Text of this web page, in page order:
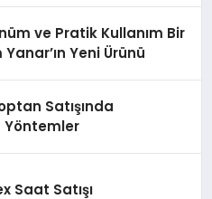
ve Pratik Kullanım Bir
Yeni Ürünü
Satışında
Yöntemler
Saat Satışı